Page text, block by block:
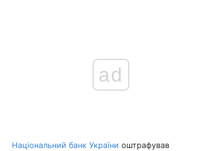
ad
Національний банк України оштрафував